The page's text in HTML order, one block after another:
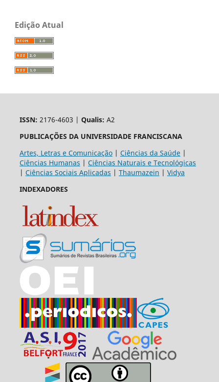
Edição Atual
ISSN: 2176-4603 | Qualis: A2
PUBLICAÇÕES DA UNIVERSIDADE FRANCISCANA
Artes, Letras e Comunicação| Ciências da Saúde|
Ciências Humanas | Ciências Naturais e Tecnológicas
| Ciências Sociais Aplicadas | Thaumazein | Vidya
INDEXADORES